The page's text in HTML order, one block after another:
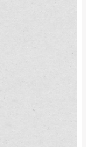
)兩天收送貨
義、台南、高
、澎湖地區
品，運費
商品必須
包、枕頭
品、附件、
料之完整
無法接受退
會因個人
素， 與實